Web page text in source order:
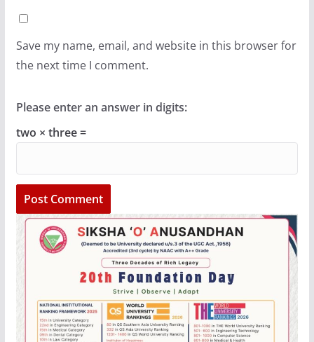
Save my name, email, and website in this browser for
the next time I comment.
Please enter an answer in digits:
two × three =